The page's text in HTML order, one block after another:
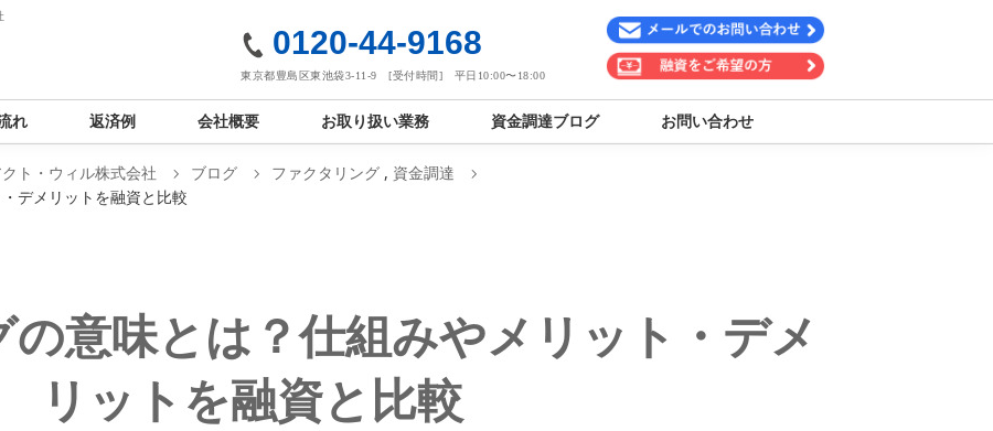
0120-44-9168
東京都豊島区東池袋3-11-9 [受付時間] 平日10:00〜18:00
れ 返済例 会社概要 お取り扱い業務 資金調達ブログ お問い合わせ
ト・ウィル株式会社 ブログ ファクタリング , 資金調達
デメリットを融資と比較
意味とは？仕組みやメリット・デメ
リットを融資と比較